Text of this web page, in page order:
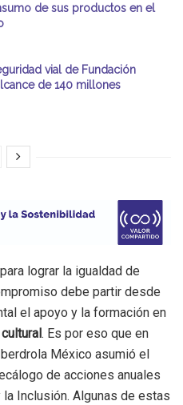
de sus productos en el
vial de Fundación
de 140 millones
lograr la igualdad de
debe partir desde
el apoyo y la formación en
. Es por eso que en
México asumió el
de acciones anuales
Inclusión. Algunas de estas